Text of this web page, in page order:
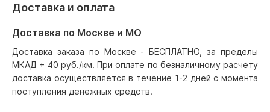
Доставка и оплата
Доставка по Москве и МО
Доставка заказа по Москве - БЕСПЛАТНО, за пределы
МКАД + 40 руб./км. При оплате по безналичному расчету
доставка осуществляется в течение 1-2 дней с момента
поступления денежных средств.